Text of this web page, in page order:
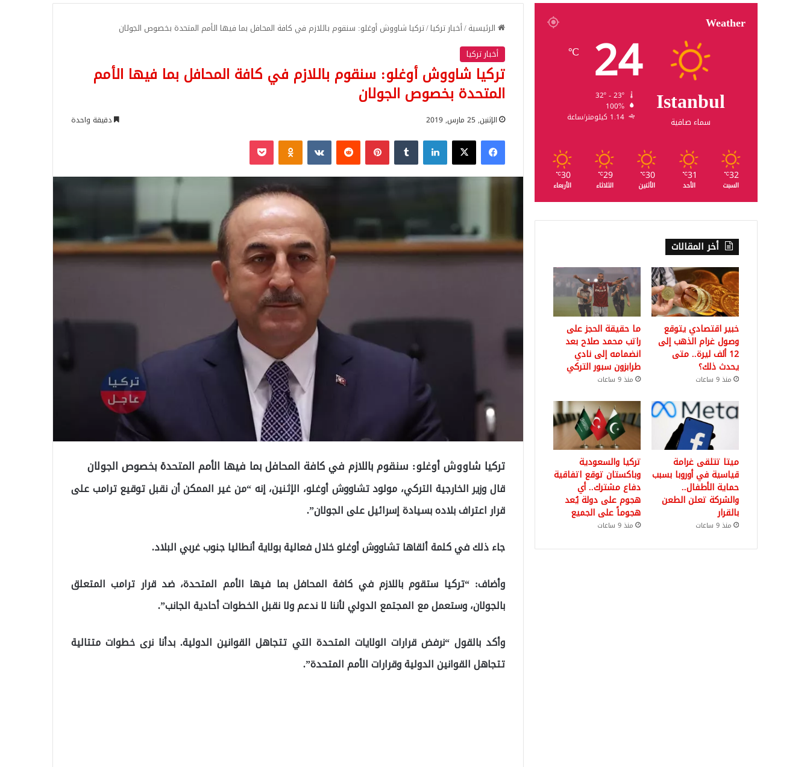
الرئيسية/أخبار تركيا/تركيا شاووش أوغلو: سنقوم باللازم في كافة المحافل بما فيها الأمم المتحدة بخصوص الجولان
أخبار تركيا
تركيا شاووش أوغلو: سنقوم باللازم في كافة المحافل بما فيها الأمم
المتحدة بخصوص الجولان
الإثنين, 25 مارس, 2019 دقيقة واحدة
فيسبوك‫X لينكدإن بينتيريست Odnoklassniki
‫Pocket
تركيا شاووش أوغلو: سنقوم باللازم في كافة المحافل بما فيها الأمم المتحدة بخصوص الجولان
قال وزير الخارجية التركي، مولود تشاووش أوغلو، الإثنين، إنه “من غير الممكن أن نقبل توقيع ترامب على
قرار اعتراف بلاده بسيادة إسرائيل على الجولان”.
جاء ذلك في كلمة ألقاها تشاووش أوغلو خلال فعالية بولاية أنطاليا جنوب غربي البلاد.
وأضاف: “تركيا ستقوم باللازم في كافة المحافل بما فيها الأمم المتحدة، ضد قرار ترامب المتعلق
بالجولان، وستعمل مع المجتمع الدولي لأننا لا ندعم ولا نقبل الخطوات أحادية الجانب”.
وأكد بالقول “نرفض قرارات الولايات المتحدة التي تتجاهل القوانين الدولية. بدأنا نرى خطوات متتالية
تتجاهل القوانين الدولية وقرارات الأمم المتحدة”.
Weather
Istanbul
سماء صافية
24
℃
100%
1.14 كيلومتر/ساعة
32
℃
السبت
31
℃
الأحد
30
℃
الأثنين
29
℃
الثلاثاء
30
℃
الأربعاء
أخر المقالات
خبير اقتصادي يتوقع
وصول غرام الذهب إلى
12 ألف ليرة.. متى
يحدث ذلك؟
منذ 9 ساعات
ما حقيقة الحجز على
راتب محمد صلاح بعد
انضمامه إلى نادي
طرابزون سبور التركي
منذ 9 ساعات
ميتا تتلقى غرامة
قياسية في أوروبا بسبب
حماية الأطفال..
والشركة تعلن الطعن
بالقرار
منذ 9 ساعات
تركيا والسعودية
وباكستان توقع اتفاقية
دفاع مشترك.. أي
هجوم على دولة يُعد
هجوماً على الجميع
منذ 9 ساعات